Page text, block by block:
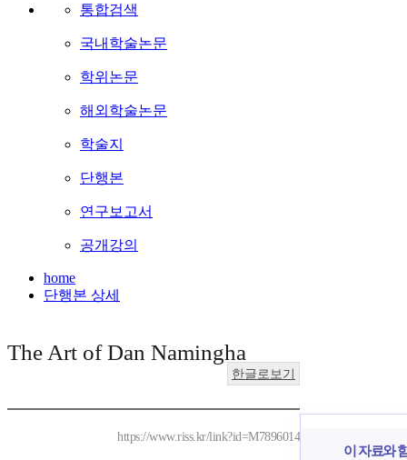
통합검색
국내학술논문
학위논문
해외학술논문
학술지
단행본
연구보고서
공개강의
home
단행본 상세
The Art of Dan Namingha
한글로보기
https://www.riss.kr/link?id=M7896014
이 자료와